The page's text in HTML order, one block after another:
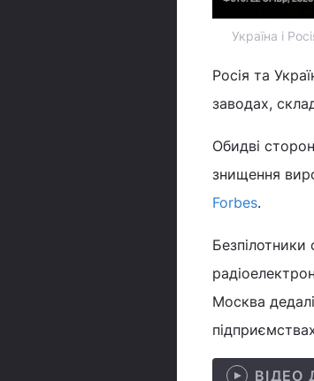
Україна і
Росія та
заводах,
Обидві
знищення
Forbes.
Москва
ВІДЕО